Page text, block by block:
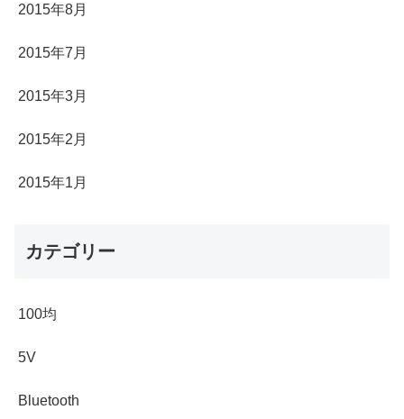
2015年8月
2015年7月
2015年3月
2015年2月
2015年1月
カテゴリー
100均
5V
Bluetooth